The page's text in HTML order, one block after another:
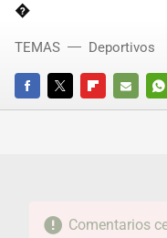
�
FACEBOOKTWITTERFLIPBOARD
E-
TEMAS Deportivos
Comentarios